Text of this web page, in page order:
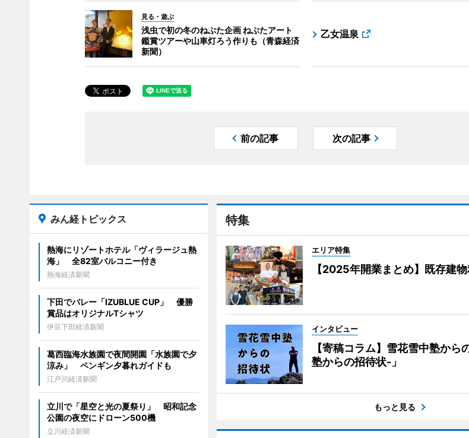
見る・遊ぶ
浅虫で初の冬のねぶた企画 ねぶたアート
鑑賞ツアーや山車灯ろう作りも（青森経済
新聞）
乙女温泉
前の記事 次の記事
特集
エリア特集
【2025年開業まとめ】既存建
インタビュー
【寄稿コラム】雪花雪中塾か
塾からの招待状-」
もっと見る
みん経トピックス
熱海にリゾートホテル「ヴィラージュ熱
海」 全82室バルコニー付き
熱海経済新聞
下田でバレー「IZUBLUE CUP」 優勝
賞品はオリジナルTシャツ
伊豆下田経済新聞
葛西臨海水族園で夜間開園「水族園で夕
涼み」 ペンギン夕暮れガイドも
江戸川経済新聞
立川で「星空と光の夏祭り」 昭和記念
公園の夜空にドローン500機
立川経済新聞